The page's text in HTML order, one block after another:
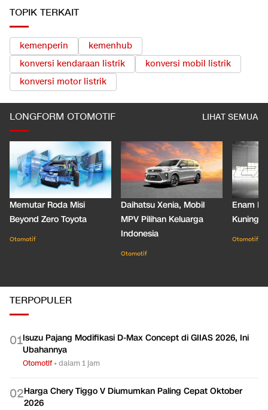
TOPIK TERKAIT
kemenperin
kemenhub
konversi kendaraan listrik
konversi mobil listrik
konversi motor listrik
LONGFORM OTOMOTIF LIHAT SEMUA
Memutar Roda Misi
Beyond Zero Toyota
Otomotif
Daihatsu Xenia, Mobil
MPV Pilihan Keluarga
Indonesia
Otomotif
Enam
Kuning
Otomotif
TERPOPULER
01Isuzu Pajang Modifikasi D-Max Concept di GIIAS 2026, Ini
Ubahannya
Otomotif•dalam 1 jam
02Harga Chery Tiggo V Diumumkan Paling Cepat Oktober
2026